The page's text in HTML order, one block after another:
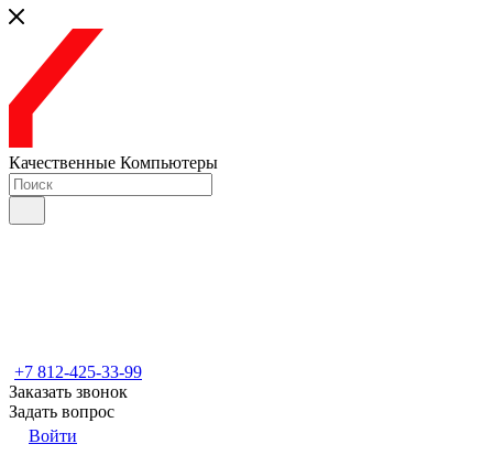
Качественные Компьютеры
+7 812-425-33-99
Заказать звонок
Задать вопрос
Войти